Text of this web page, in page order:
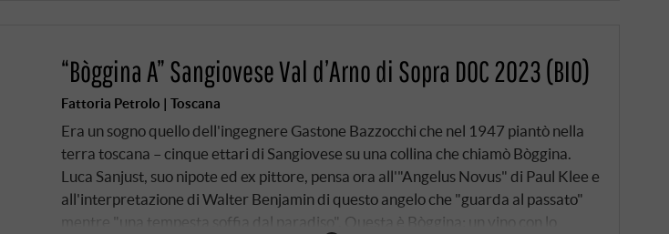
“Bòggina A” Sangiovese Val d’Arno di Sopra DOC 2023 (BIO)
Fattoria Petrolo | Toscana
Era un sogno quello dell'ingegnere Gastone Bazzocchi che nel 1947 piantò nella
terra toscana – cinque ettari di Sangiovese su una collina che chiamò Bòggina.
Luca Sanjust, suo nipote ed ex pittore, pensa ora all'"Angelus Novus" di Paul Klee e
all'interpretazione di Walter Benjamin di questo angelo che "guarda al passato"
mentre "una tempesta soffia dal paradiso". Questa è Bòggina: un vino con lo